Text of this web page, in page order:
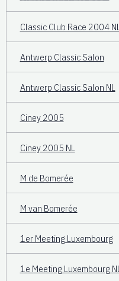
Classic Club Race 2004 NL
Antwerp Classic Salon
Antwerp Classic Salon NL
Ciney 2005
Ciney 2005 NL
M de Bomerée
M van Bomerée
1er Meeting Luxembourg
1e Meeting Luxembourg NL